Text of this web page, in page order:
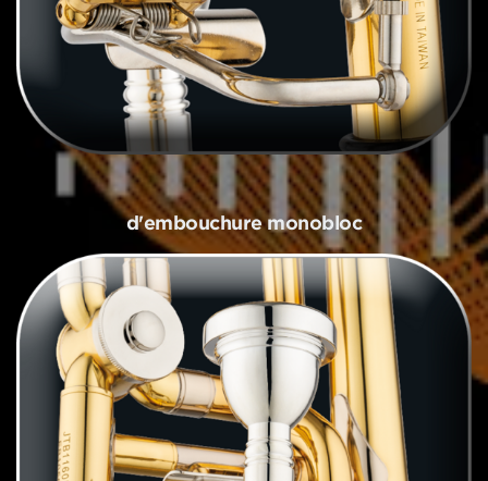
d'embouchure monobloc